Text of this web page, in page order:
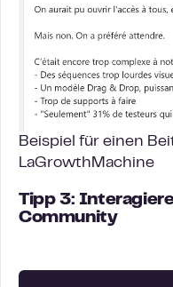
Beispiel für einen
LaGrowthMachine
Tipp 3:
Community